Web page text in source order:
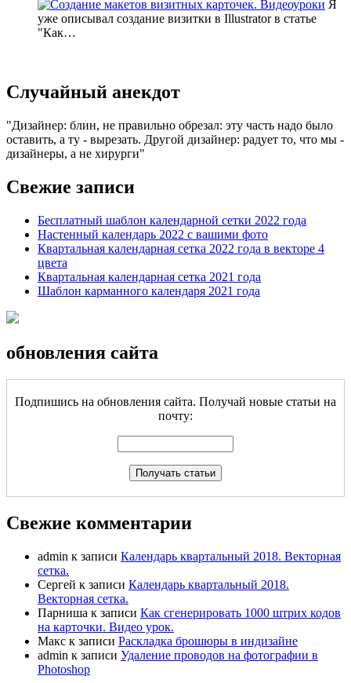
Я
уже описывал создание визитки в Illustrator в статье
"Как…
Случайный анекдот
Дизайнер: блин, не правильно обрезал: эту часть надо было
оставить, а ту - вырезать. Другой дизайнер: радует то, что мы -
дизайнеры, а не хирурги
Свежие записи
Бесплатный шаблон календарной сетки 2022 года
Настенный календарь 2022 с вашими фото
Квартальная календарная сетка 2022 года в векторе 4
цвета
Квартальная календарная сетка 2021 года
Шаблон карманного календаря 2021 года
обновления сайта
Подпишись на обновления сайта. Получай новые статьи на
почту:
Свежие комментарии
admin к записи Календарь квартальный 2018. Векторная
сетка.
Сергей к записи Календарь квартальный 2018.
Векторная сетка.
Парниша к записи Как сгенерировать 1000 штрих кодов
на карточки. Видео урок.
Макс к записи Раскладка брошюры в индизайне
admin к записи Удаление проводов на фотографии в
Photoshop